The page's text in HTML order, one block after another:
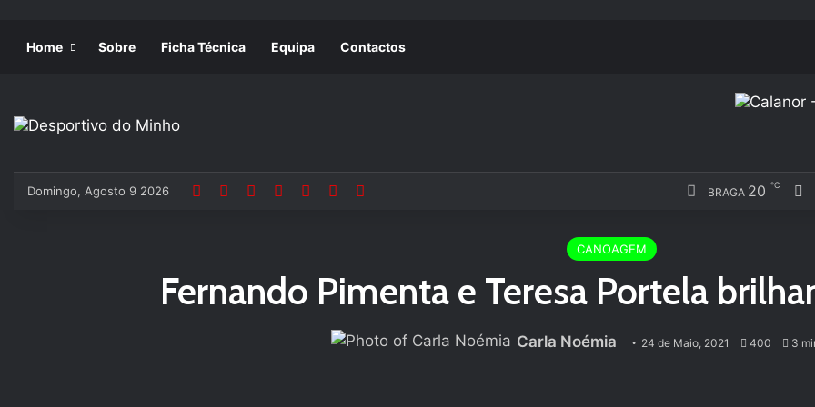
Home Sobre Ficha Técnica Equipa Contactos
Domingo, Agosto 9 2026 BRAGA 20 ℃
CANOAGEM
Fernando Pimenta e Teresa Portela
Carla Noémia 24 de Maio, 2021 400 3